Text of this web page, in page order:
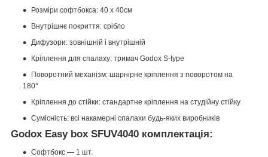
Розміри софтбокса: 40 х 40см
Внутрішнє покриття: срібло
Дифузори: зовнішній і внутрішній
Кріплення для спалаху: тримач Godox S-type
Поворотний механізм: шарнірне кріплення з поворотом на
180°
Кріплення до стійки: стандартне кріплення на студійну стійку
Сумісність: всі накамерні спалахи будь-яких виробників
Godox Easy box SFUV4040 комплектація:
Софтбокс — 1 шт.